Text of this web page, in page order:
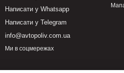
передбачають в їх конструкції
Написати у Whatsapp
Написати у Telegram
info@avtopoliv.com.ua
Ми в соцмережах